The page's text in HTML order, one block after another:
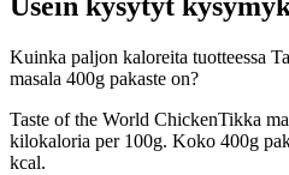
Usein kysytyt
Kuinka paljon kaloreita tuotteessa
masala 400g pakaste on?
Taste of the World ChickenTikka
kilokaloria per 100g. Koko 400g
kcal.